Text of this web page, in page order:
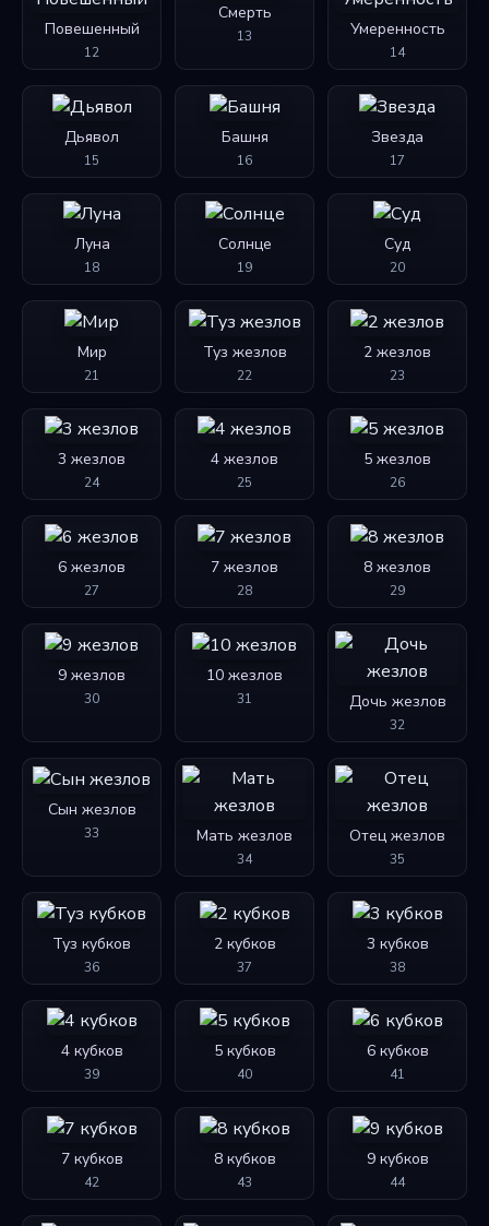
Повешенный
12
Смерть
13 Умеренность
14
Дьявол
15
Башня
16
Звезда
17
Луна
18
Солнце
19
Суд
20
Мир
21
Туз жезлов
22
2 жезлов
23
3 жезлов
24
4 жезлов
25
5 жезлов
26
6 жезлов
27
7 жезлов
28
8 жезлов
29
9 жезлов
30
10 жезлов
31 Дочь жезлов
32
Сын жезлов
33 Мать жезлов
34
Отец жезлов
35
Туз кубков
36
2 кубков
37
3 кубков
38
4 кубков
39
5 кубков
40
6 кубков
41
7 кубков
42
8 кубков
43
9 кубков
44